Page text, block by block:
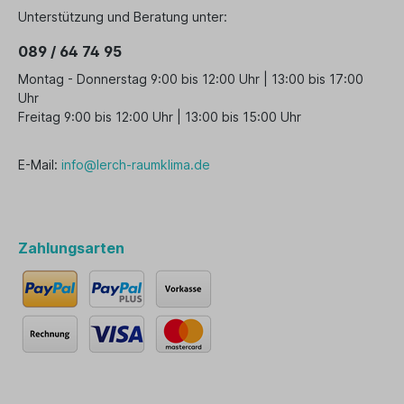
Unterstützung und Beratung unter:
089 / 64 74 95
Montag - Donnerstag 9:00 bis 12:00 Uhr | 13:00 bis 17:00
Uhr
Freitag 9:00 bis 12:00 Uhr | 13:00 bis 15:00 Uhr
E-Mail: info@lerch-raumklima.de
Zahlungsarten